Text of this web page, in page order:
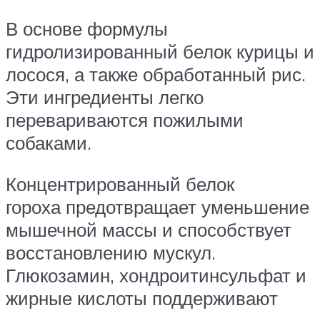
В основе формулы
гидролизированный белок курицы и
лосося, а также обработанный рис.
Эти ингредиенты легко
перевариваются пожилыми
собаками.
Концентрированный белок
гороха предотвращает уменьшение
мышечной массы и способствует
восстановлению мускул.
Глюкозамин, хондроитинсульфат и
жирные кислоты поддерживают